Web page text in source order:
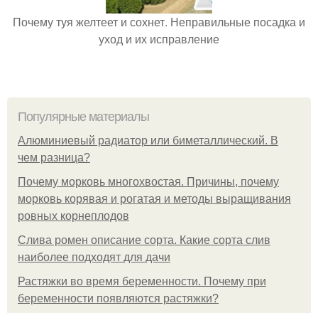
Почему туя желтеет и сохнет. Неправильные посадка и
уход и их исправление
Популярные материалы
Алюминиевый радиатор или биметаллический. В
чем разница?
Почему морковь многохвостая. Причины, почему
морковь корявая и рогатая и методы выращивания
ровных корнеплодов
Слива ромен описание сорта. Какие сорта слив
наиболее подходят для дачи
Растяжки во время беременности. Почему при
беременности появляются растяжки?